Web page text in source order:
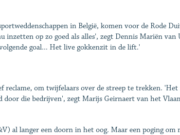
in België, komen voor de Rode
inzetten op zo goed als ­alles', zegt Dennis Mariën van
goal... Het live gokkenzit in de lift.'
reclame, om twijfelaars over de streep te trekken. 'Het
die bedrijven', zegt ­Marijs Geirnaert van het
al langer een doorn in het oog. Maar een poging om